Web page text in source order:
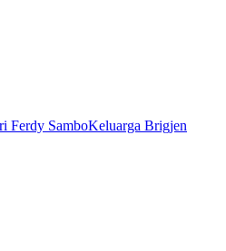
Ferdy SamboKeluarga Brigjen